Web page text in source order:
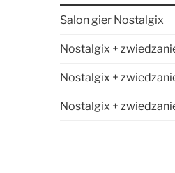
Salon gier Nostalgix
Nostalgix +
Nostalgix +
Nostalgix +